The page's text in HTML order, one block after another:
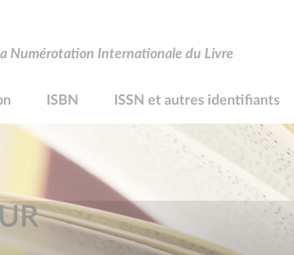
Numérotation Internationale du Livre
ISBN ISSN et autres identifiants